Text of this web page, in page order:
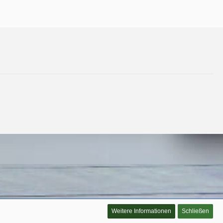
Weitere Informationen Schließen